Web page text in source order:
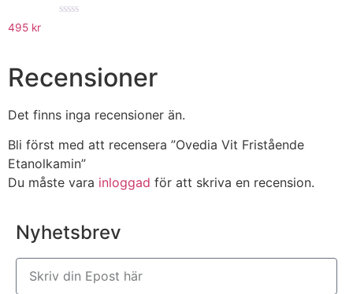
495 kr
Recensioner
Det finns inga recensioner än.
Bli först med att recensera ”Ovedia Vit Fristående
Etanolkamin”
Du måste vara inloggad för att skriva en recension.
Nyhetsbrev